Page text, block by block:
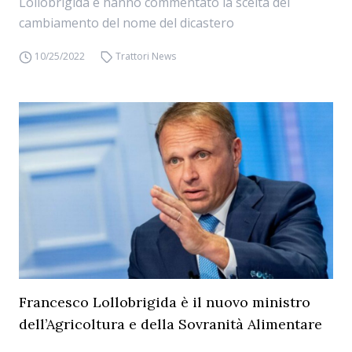
cambiamento del nome del dicastero
10/25/2022 Trattori News
Francesco Lollobrigida è il nuovo ministro
dell’Agricoltura e della Sovranità Alimentare